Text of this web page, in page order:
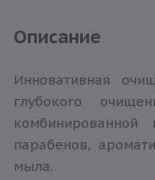
Описание
Инновативная
глубокого
парабенов,
мыла.